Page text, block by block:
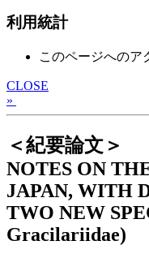
利用統計
このページへのア
CLOSE
»
＜紀要論文＞
NOTES ON
JAPAN, WITH
TWO NEW
Gracilariidae)